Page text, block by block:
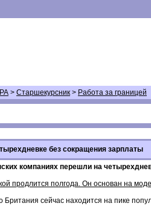
> Старшекурсник > Работа за границей
без сокращения зарплаты
компаниях перешли на
продлится полгода. Он основан на
сейчас находится на пике